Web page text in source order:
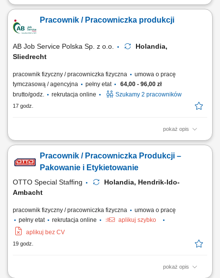
Opis stanowiska wykonywanie prac produkcyjnych w zakładzie
obowiązującymi procedurami, dbanie o porządek i czystość stanowiska
pracy, przestrzeganie zasad bezpieczeństwa oraz standardów jakości,
Pracownik / Pracowniczka produkcji
AB Job Service Polska Sp. z o.o.
Holandia,
Sliedrecht
pracownik fizyczny / pracowniczka fizyczna
umowa o pracę
tymczasową / agencyjna
pełny etat
64,00 - 96,00 zł
brutto/godz.
rekrutacja online Szukamy 2 pracowników
17 godz.
pokaż opis
Opis stanowiska Praca przy produkcji gotowych produktów
przygotowywanie produktów do dalszej wysyłki. Kontrola jakości
produktów zgodnie z obowiązującymi standardami. Dbanie o czystość i
Pracownik / Pracowniczka Produkcji –
Pakowanie i Etykietowanie
OTTO Special Staffing
Holandia, Hendrik-Ido-
Ambacht
pracownik fizyczny / pracowniczka fizyczna
umowa o pracę
pełny etat
rekrutacja online
aplikuj szybko
aplikuj bez CV
19 godz.
pokaż opis